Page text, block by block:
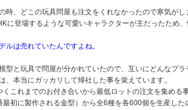
時、どこの玩具問屋も注文をくれなかったので寒気が
に登場するような可愛いキャラクターが主だったため
は売れていたんですよね。
型と玩具で問屋が分かれていたので、互いにどんなプ
、本当にガッカリして帰社した事を覚えています。
くこれまでのお付き合いから最低ロットの注文を集める
最初に製作される金型）から全6種を各600個を生産し